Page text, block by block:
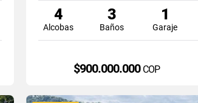
4
Alcobas
3
Baños
1
Garaje
$900.000.000 COP